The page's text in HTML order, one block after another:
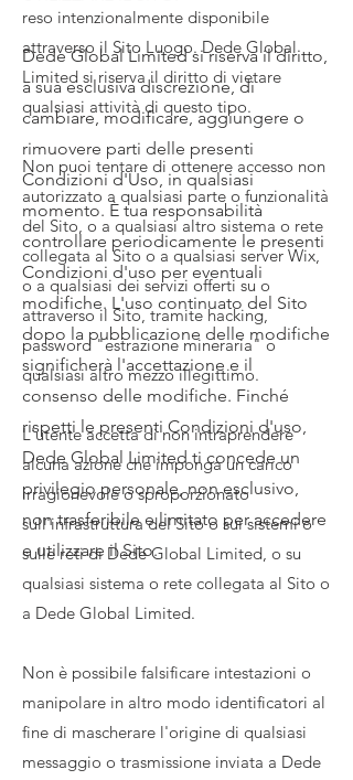
Dede Global Limited si riserva il diritto,
a sua esclusiva discrezione, di
cambiare, modificare, aggiungere o
rimuovere parti delle presenti
Condizioni d'Uso, in qualsiasi
momento. È tua responsabilità
controllare periodicamente le presenti
Condizioni d'uso per eventuali
modifiche. L'uso continuato del Sito
dopo la pubblicazione delle modifiche
significherà l'accettazione e il
consenso delle modifiche. Finché
rispetti le presenti Condizioni d'uso,
Dede Global Limited ti concede un
privilegio personale, non esclusivo,
non trasferibile e limitato per accedere
e utilizzare il Sito.
reso intenzionalmente disponibile
attraverso il Sito Luogo. Dede Global
Limited si riserva il diritto di vietare
qualsiasi attività di questo tipo.
Non puoi tentare di ottenere accesso non
autorizzato a qualsiasi parte o funzionalità
del Sito, o a qualsiasi altro sistema o rete
collegata al Sito o a qualsiasi server Wix,
o a qualsiasi dei servizi offerti su o
attraverso il Sito, tramite hacking,
password "estrazione mineraria" o
qualsiasi altro mezzo illegittimo.
L'utente accetta di non intraprendere
alcuna azione che imponga un carico
irragionevole o sproporzionato
sull'infrastruttura del Sito o sui sistemi o
sulle reti di Dede Global Limited, o su
qualsiasi sistema o rete collegata al Sito o
a Dede Global Limited.
Non è possibile falsificare intestazioni o
manipolare in altro modo identificatori al
fine di mascherare l'origine di qualsiasi
messaggio o trasmissione inviata a Dede